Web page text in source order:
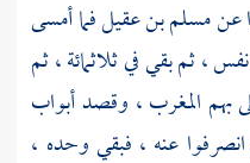
عنمسلم بن عقيلفما أمسى
، ثم بقي في ثلاثمائة ، ثم
بهم المغرب ، وقصد أبواب
عنه ، فبقي وحده ،